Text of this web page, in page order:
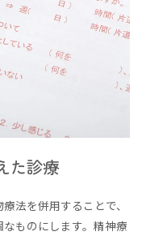
た診療
法を併用することで、
ものにします。精神療